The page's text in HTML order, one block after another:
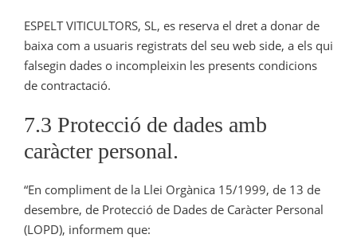
ESPELT VITICULTORS, SL, es reserva el dret a donar de
baixa com a usuaris registrats del seu web side, a els qui
falsegin dades o incompleixin les presents condicions
de contractació.
7.3 Protecció de dades amb
caràcter personal.
“En compliment de la Llei Orgànica 15/1999, de 13 de
desembre, de Protecció de Dades de Caràcter Personal
(LOPD), informem que: